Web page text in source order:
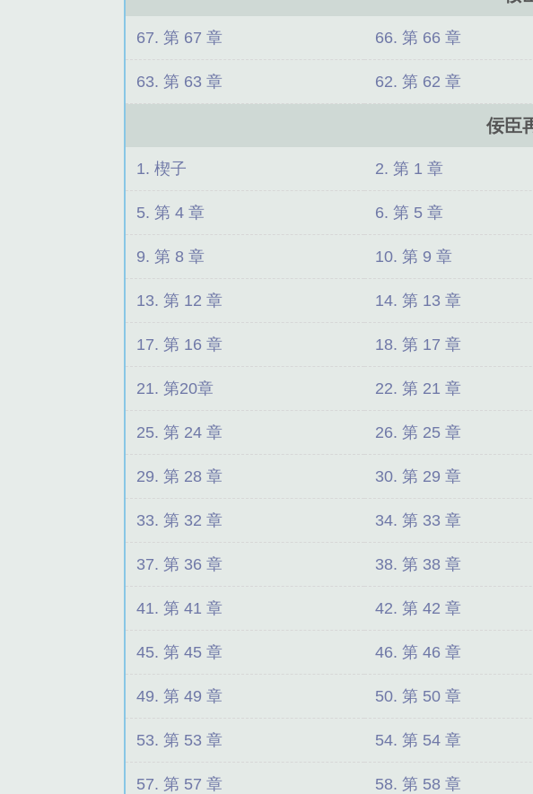
67. 第 67 章 66. 第 66 章
63. 第 63 章 62. 第 62 章
佞臣
1. 楔子 2. 第 1 章
5. 第 4 章 6. 第 5 章
9. 第 8 章 10. 第 9 章
13. 第 12 章 14. 第 13 章
17. 第 16 章 18. 第 17 章
21. 第20章 22. 第 21 章
25. 第 24 章 26. 第 25 章
29. 第 28 章 30. 第 29 章
33. 第 32 章 34. 第 33 章
37. 第 36 章 38. 第 38 章
41. 第 41 章 42. 第 42 章
45. 第 45 章 46. 第 46 章
49. 第 49 章 50. 第 50 章
53. 第 53 章 54. 第 54 章
57. 第 57 章 58. 第 58 章